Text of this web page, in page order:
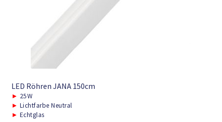
LED Röhren JANA 150cm
► 25W
► Lichtfarbe Neutral
► Echtglas